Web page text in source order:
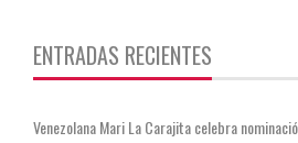
ENTRADAS RECIENTES
Venezolana Mari La Carajita celebra